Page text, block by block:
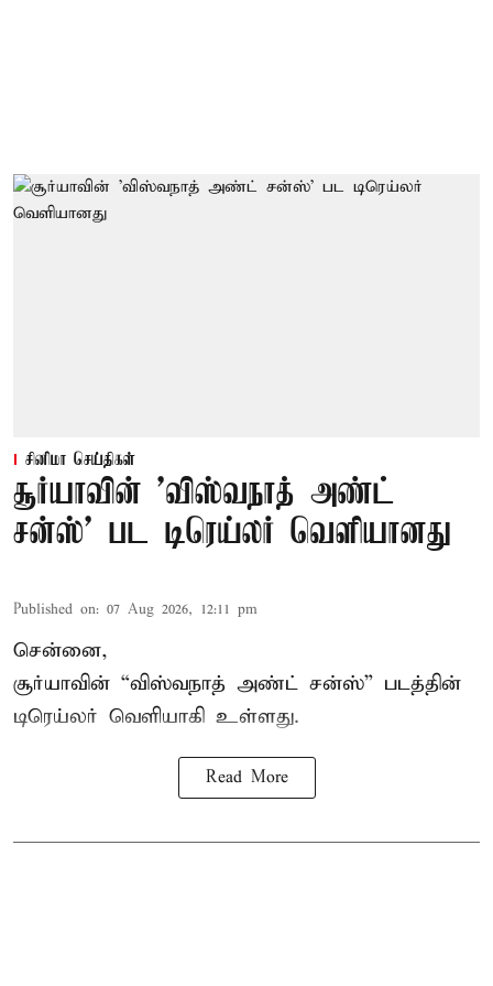
சினிமா செய்திகள்
சூர்யாவின் 'விஸ்வநாத் அண்ட்
சன்ஸ்' பட டிரெய்லர் வெளியானது
Published on: 07 Aug 2026, 12:11 pm
சென்னை,
சூர்யாவின் “விஸ்வநாத் அண்ட் சன்ஸ்” படத்தின்
டிரெய்லர் வெளியாகி உள்ளது.
Read More